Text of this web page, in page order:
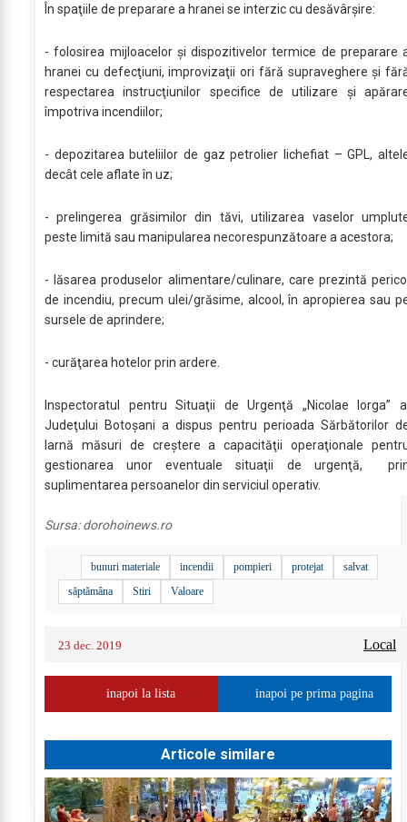
În spaţiile de preparare a hranei se interzic cu desăvârşire:
- folosirea mijloacelor şi dispozitivelor termice de preparare
hranei cu defecţiuni, improvizaţii ori fără supraveghere şi
respectarea instrucţiunilor specifice de utilizare şi
împotriva incendiilor;
- depozitarea buteliilor de gaz petrolier lichefiat – GPL,
decât cele aflate în uz;
- prelingerea grăsimilor din tăvi, utilizarea vaselor
peste limită sau manipularea necorespunzătoare a acestora;
- lăsarea produselor alimentare/culinare, care prezintă
de incendiu, precum ulei/grăsime, alcool, în apropierea sau
sursele de aprindere;
- curăţarea hotelor prin ardere.
Inspectoratul pentru Situaţii de Urgenţă „Nicolae Iorga”
Judeţului Botoşani a dispus pentru perioada Sărbătorilor
Iarnă măsuri de creştere a capacităţii operaţionale
gestionarea unor eventuale situaţii de urgenţă,
suplimentarea persoanelor din serviciul operativ.
Sursa:dorohoinews.ro
bunuri materiale incendii pompieri protejat
salvat
săptămâna
Stiri Valoare
23 dec. 2019 Local
inapoi la lista inapoi pe prima pagina
Articole similare